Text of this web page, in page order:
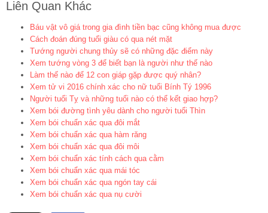
Liên Quan Khác
Báu vật vô giá trong gia đình tiền bạc cũng không mua được
Cách đoán đúng tuổi giàu có qua nét mặt
Tướng người chung thủy sẽ có những đặc điểm này
Xem tướng vòng 3 để biết bạn là người như thế nào
Làm thế nào để 12 con giáp gặp được quý nhân?
Xem tử vi 2016 chính xác cho nữ tuổi Bính Tý 1996
Người tuổi Tỵ và những tuổi nào có thể kết giao hợp?
Xem bói đường tình yêu dành cho người tuổi Thìn
Xem bói chuẩn xác qua đôi mắt
Xem bói chuẩn xác qua hàm răng
Xem bói chuẩn xác qua đôi môi
Xem bói chuẩn xác tính cách qua cằm
Xem bói chuẩn xác qua mái tóc
Xem bói chuẩn xác qua ngón tay cái
Xem bói chuẩn xác qua nụ cười